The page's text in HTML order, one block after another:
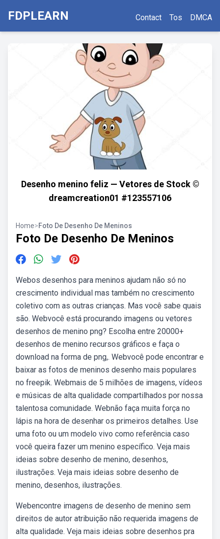
FDPLEARN Contact Tos DMCA
Desenho menino feliz — Vetores de Stock ©
dreamcreation01 #123557106
Home>Foto De Desenho De Meninos
Foto De Desenho De Meninos
Webos desenhos para meninos ajudam não só no
crescimento individual mas também no crescimento
coletivo com as outras crianças. Mas você sabe quais
são. Webvocê está procurando imagens ou vetores
desenhos de menino png? Escolha entre 20000+
desenhos de menino recursos gráficos e faça o
download na forma de png,. Webvocê pode encontrar e
baixar as fotos de meninos desenho mais populares
no freepik. Webmais de 5 milhões de imagens, vídeos
e músicas de alta qualidade compartilhados por nossa
talentosa comunidade. Webnão faça muita força no
lápis na hora de desenhar os primeiros detalhes. Use
uma foto ou um modelo vivo como referência caso
você queira fazer um menino específico. Veja mais
ideias sobre desenho de menino, desenhos,
ilustrações. Veja mais ideias sobre desenho de
menino, desenhos, ilustrações.
Webencontre imagens de desenho de menino sem
direitos de autor atribuição não requerida imagens de
alta qualidade. Veja mais ideias sobre desenhos pra